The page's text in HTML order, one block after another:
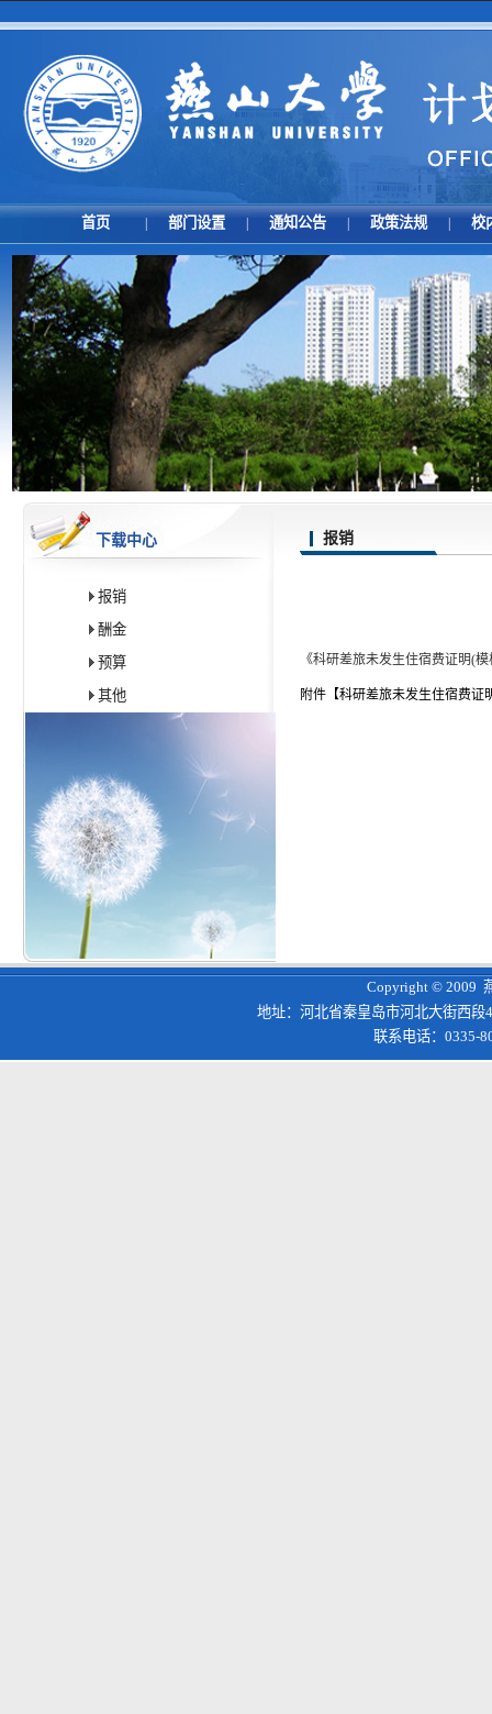
首页 部门设置 通知公告 政策法规 校
下载中心
报销
酬金
预算
其他
报销
《科研差旅未发生住宿费证明(模
附件【科研差旅未发生住宿费证
Copyright © 2009
地址：河北省秦皇岛市河北大街西段
联系电话：